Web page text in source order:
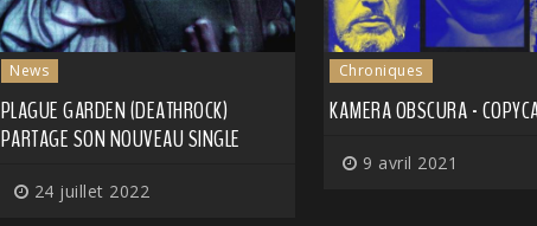
News
PLAGUE GARDEN (DEATHROCK)
PARTAGE SON NOUVEAU SINGLE
24 juillet 2022
Chroniques
KAMERA OBSCURA -
9 avril 2021